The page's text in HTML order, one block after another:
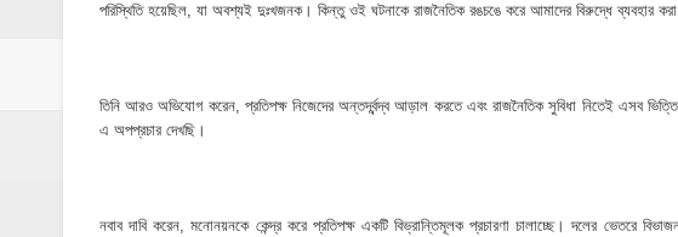
পরিস্থিতি হয়েছিল, যা অবশ্যই দুঃখজনক। কিন্তু ওই ঘটনাকে রাজনৈতিক রঙচঙে করে আমাদের বিরুদ্ধে ব্যবহার
তিনি আরও অভিযোগ করেন, প্রতিপক্ষ নিজেদের অন্তর্দ্বন্দ্ব আড়াল করতে এবং রাজনৈতিক সুবিধা নিতেই এসব
এ অপপ্রচার দেখছি।
নবাব দাবি করেন, মনোনয়নকে কেন্দ্র করে প্রতিপক্ষ একটি বিভ্রান্তিমূলক প্রচারণা চালাচ্ছে। দলের ভেতরে